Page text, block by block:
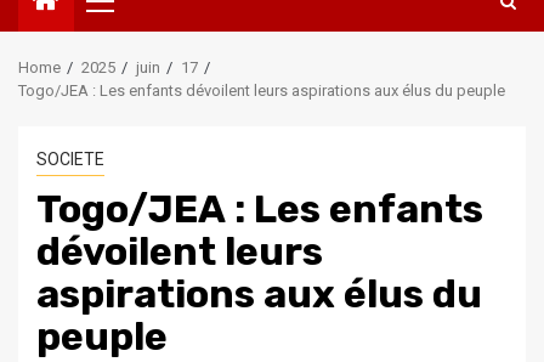
Primary
Menu
Home 2025 juin
17
Togo/JEA : Les enfants dévoilent leurs aspirations aux élus du peuple
SOCIETE
Togo/JEA : Les enfants
dévoilent leurs
aspirations aux élus du
peuple